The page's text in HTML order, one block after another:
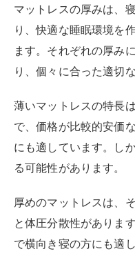
と体圧分散性がありま
で横向き寝の方にも適
用できます。
マットレストッパーと
薄いマットレスのこと
する目的で使われます
マットレストッパーは
せて選べます。価格が